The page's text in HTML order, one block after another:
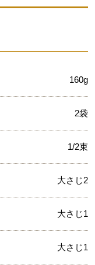
160g
2袋
1/2束
大さじ2
大さじ1
大さじ1